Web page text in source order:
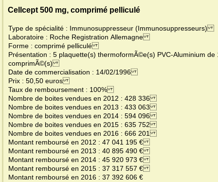
Cellcept 500 mg, comprimé pelliculé
Type de spécialité : Immunosuppresseur (Immunosuppresseurs)
Laboratoire : Roche Registration Allemagne
Forme : comprimé pelliculé
Présentation : 5 plaquette(s) thermoformÃ©e(s) PVC-Aluminium de
comprimÃ©(s)
Date de commercialisation : 14/02/1996
Prix : 50,50 euros
Taux de remboursement : 100%
Nombre de boites vendues en 2012 : 428 336
Nombre de boites vendues en 2013 : 433 063
Nombre de boites vendues en 2014 : 594 096
Nombre de boites vendues en 2015 : 635 752
Nombre de boites vendues en 2016 : 666 201
Montant remboursé en 2012 : 47 041 195 €
Montant remboursé en 2013 : 40 895 490 €
Montant remboursé en 2014 : 45 920 973 €
Montant remboursé en 2015 : 37 317 557 €
Montant remboursé en 2016 : 37 392 606 €